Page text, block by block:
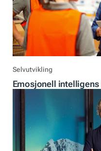
Selvutvikling
Emosjonell intelligens